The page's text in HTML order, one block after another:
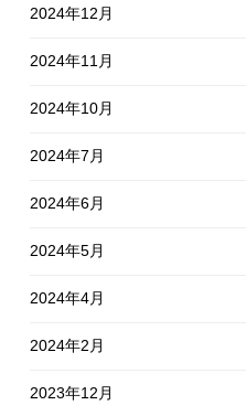
2024年12月
2024年11月
2024年10月
2024年7月
2024年6月
2024年5月
2024年4月
2024年2月
2023年12月